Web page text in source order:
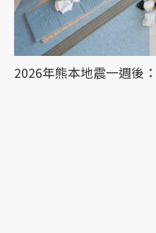
2026年熊本地震一週後